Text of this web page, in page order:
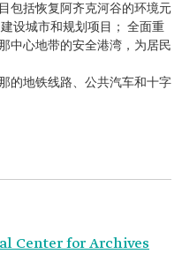
包括恢复阿齐克河谷的环境元
设城市和规划项目； 全面重
中心地带的安全港湾，为居民
的地铁线路、公共汽车和十字
Center for Archives